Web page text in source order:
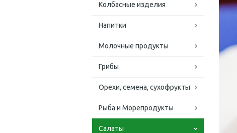
Колбасные изделия
Напитки
Молочные продукты
Грибы
Орехи, семена, сухофрукты
Рыба и Морепродукты
Салаты